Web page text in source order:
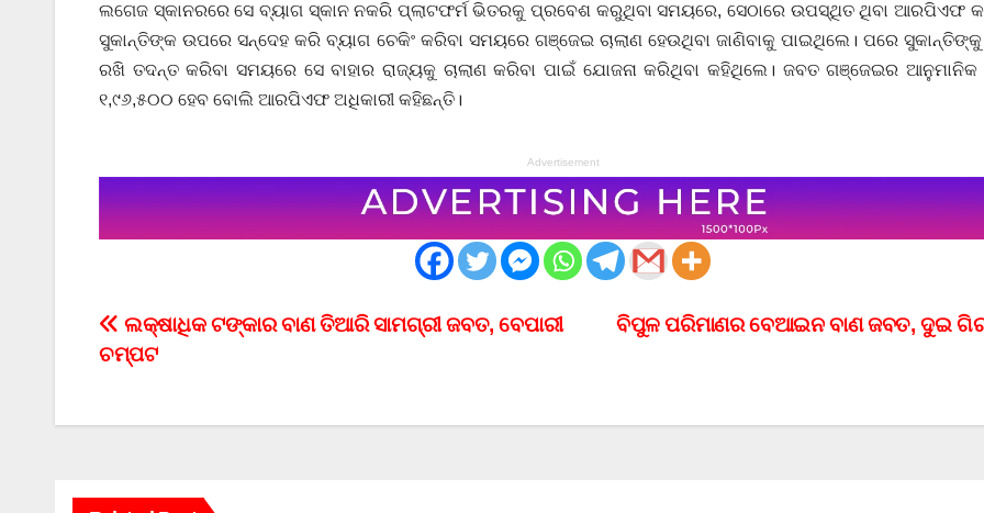
ଲଗେଜ ସ୍କାନରରେ ସେ ବ୍ୟାଗ ସ୍କାନ ନକରି ପ୍ଲାଟଫର୍ମ ଭିତରକୁ ପ୍ରବେଶ କରୁଥିବା ସମୟରେ, ସେଠାରେ ଉପସ୍ଥିତ ଥିବା ଆରପିଏଫ
ସୁକାନ୍ତିଙ୍କ ଉପରେ ସନ୍ଦେହ କରି ବ୍ୟାଗ ଚେକିଂ କରିବା ସମୟରେ ଗଞ୍ଜେଇ ଚାଲାଣ ହେଉଥିବା ଜାଣିବାକୁ ପାଇଥିଲେ। ପରେ
ରଖି ତଦନ୍ତ କରିବା ସମୟରେ ସେ ବାହାର ରାଜ୍ୟକୁ ଚାଲାଣ କରିବା ପାଇଁ ଯୋଜନା କରିଥିବା କହିଥିଲେ। ଜବତ ଗଞ୍ଜେଇର
୧,୯୬,୫୦୦ ହେବ ବୋଲି ଆରପିଏଫ ଅଧିକାରୀ କହିଛନ୍ତି।
Advertisement
Post
navigation
ବିପୁଳ ପରିମାଣର ବେଆଇନ ବାଣ ଜବତ, ଦୁଇ
ଲକ୍ଷାଧିକ ଟଙ୍କାର ବାଣ ତିଆରି ସାମଗ୍ରୀ ଜବତ, ବେପାରୀ
ଚମ୍ପଟ